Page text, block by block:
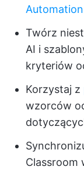
Automation
Twórz
AI i
kryteriów
Korzystaj z
wzorców
Classroom